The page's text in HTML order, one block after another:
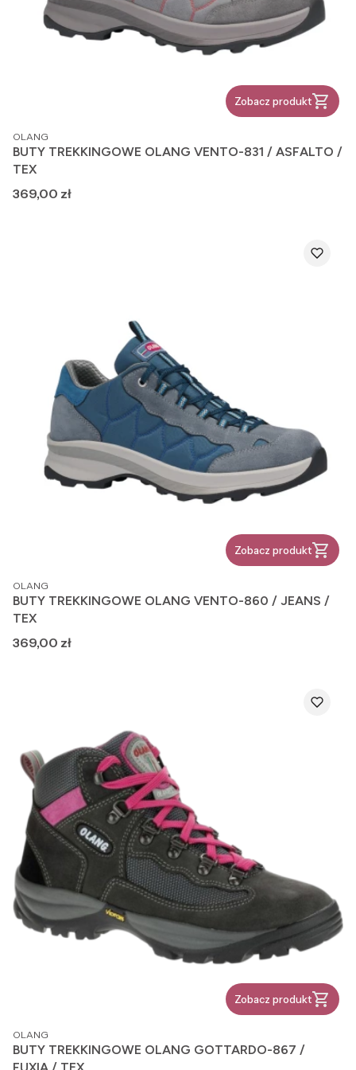
Zobacz produkt
PRODUCENT
OLANG
BUTY TREKKINGOWE OLANG VENTO-831 / ASFALTO /
TEX
Cena
369,00 zł
Zobacz produkt
PRODUCENT
OLANG
BUTY TREKKINGOWE OLANG VENTO-860 / JEANS /
TEX
Cena
369,00 zł
Zobacz produkt
PRODUCENT
OLANG
BUTY TREKKINGOWE OLANG GOTTARDO-867 /